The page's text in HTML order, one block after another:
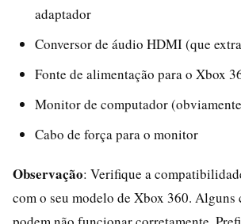
adaptador
Conversor de áudio HDMI (que
Fonte de alimentação para o Xbox
Monitor de computador
Cabo de força para o monitor
Observação: Verifique a
com o seu modelo de Xbox 360. Alguns